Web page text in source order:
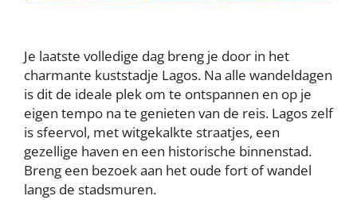
Je laatste volledige dag breng je door in het
charmante kuststadje Lagos. Na alle wandeldagen
is dit de ideale plek om te ontspannen en op je
eigen tempo na te genieten van de reis. Lagos zelf
is sfeervol, met witgekalkte straatjes, een
gezellige haven en een historische binnenstad.
Breng een bezoek aan het oude fort of wandel
langs de stadsmuren.